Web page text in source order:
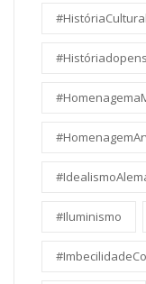
#HistóriaCultural
#Iluminismo